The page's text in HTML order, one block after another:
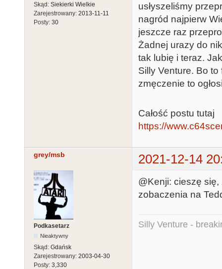
Skąd: Siekierki Wielkie
Zarejestrowany: 2013-11-11
Posty: 30
usłyszeliśmy
nagród najpierw
jeszcze raz
Żadnej urazy do
tak lubię i teraz.
Silly Venture. Bo
zmęczenie to
Całość postu tutaj
https://
grey/msb 2021-12-14
Podkasetarz
Nieaktywny
Skąd: Gdańsk
Zarejestrowany: 2003-04-30
Posty: 3,330
@Kenji: cieszę się,
zobaczenia na
Silly Venture -